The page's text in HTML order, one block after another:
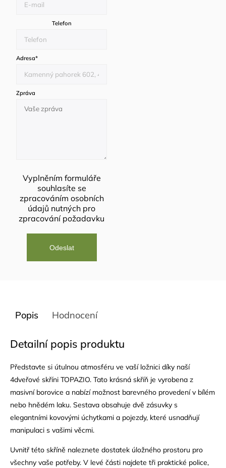
Telefon
Adresa*
Zpráva
Vyplněním formuláře
souhlasíte se
zpracováním osobních
údajů nutných pro
zpracování požadavku
Popis Hodnocení
Detailní popis produktu
Představte si útulnou atmosféru ve vaší ložnici díky naší
4dveřové skříni TOPAZIO. Tato krásná skříň je vyrobena z
masivní borovice a nabízí možnost barevného provedení v bílém
nebo hnědém laku. Sestava obsahuje dvě zásuvky s
elegantními kovovými úchytkami a pojezdy, které usnadňují
manipulaci s vašimi věcmi.
Uvnitř této skříně naleznete dostatek úložného prostoru pro
všechny vaše potřeby. V levé části najdete tři praktické police,